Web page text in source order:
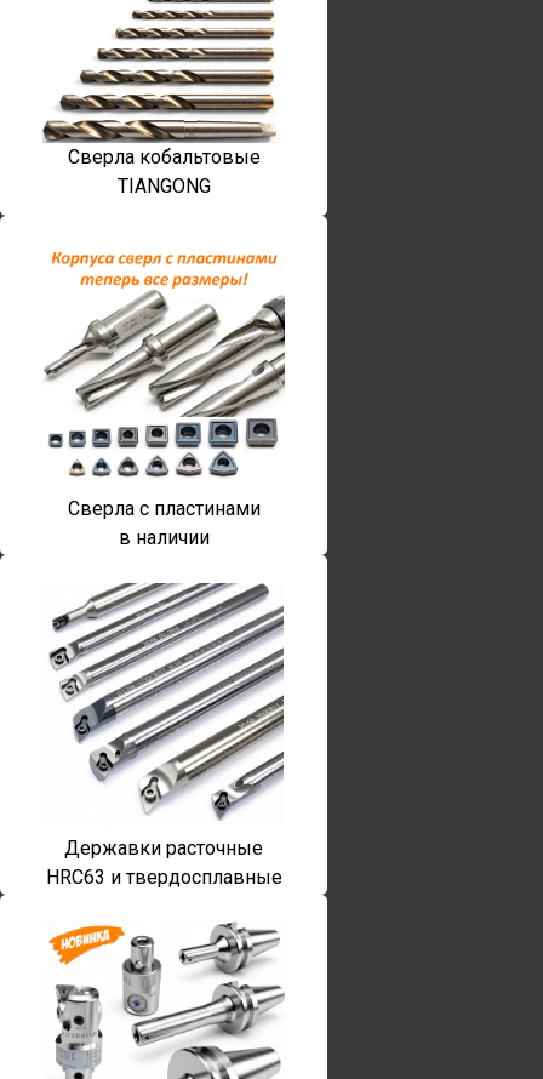
Сверла кобальтовые
TIANGONG
Сверла с пластинами
в наличии
Державки расточные
HRC63 и твердосплавные